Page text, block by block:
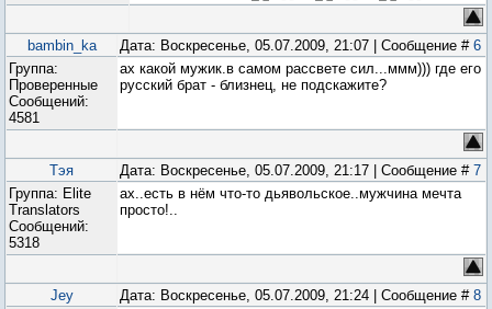
bambin_ka Дата: Воскресенье, 05.07.2009, 21:07 | Сообщение # 6
Группа:
Проверенные
Сообщений:
4581
ах какой мужик.в самом рассвете сил...ммм))) где его
русский брат - близнец, не подскажите?
Тэя Дата: Воскресенье, 05.07.2009, 21:17 | Сообщение # 7
Группа: Elite
Translators
Сообщений:
5318
ах..есть в нём что-то дьявольское..мужчина мечта
просто!..
Jey Дата: Воскресенье, 05.07.2009, 21:24 | Сообщение # 8